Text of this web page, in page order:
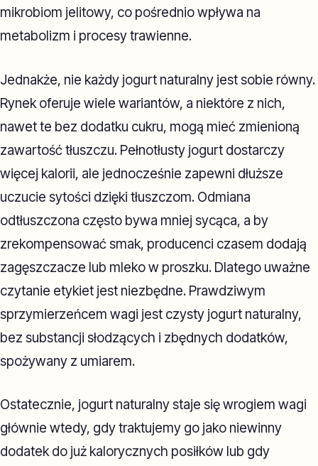
mikrobiom jelitowy, co pośrednio wpływa na
metabolizm i procesy trawienne.
Jednakże, nie każdy jogurt naturalny jest sobie równy.
Rynek oferuje wiele wariantów, a niektóre z nich,
nawet te bez dodatku cukru, mogą mieć zmienioną
zawartość tłuszczu. Pełnotłusty jogurt dostarczy
więcej kalorii, ale jednocześnie zapewni dłuższe
uczucie sytości dzięki tłuszczom. Odmiana
odtłuszczona często bywa mniej sycąca, a by
zrekompensować smak, producenci czasem dodają
zagęszczacze lub mleko w proszku. Dlatego uważne
czytanie etykiet jest niezbędne. Prawdziwym
sprzymierzeńcem wagi jest czysty jogurt naturalny,
bez substancji słodzących i zbędnych dodatków,
spożywany z umiarem.
Ostatecznie, jogurt naturalny staje się wrogiem wagi
głównie wtedy, gdy traktujemy go jako niewinny
dodatek do już kalorycznych posiłków lub gdy